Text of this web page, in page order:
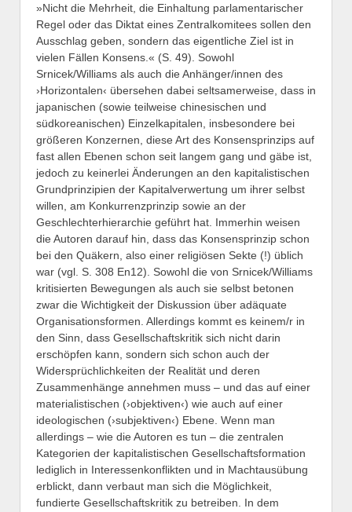
»Nicht die Mehrheit, die Einhaltung parlamentarischer
Regel oder das Diktat eines Zentralkomitees sollen den
Ausschlag geben, sondern das eigentliche Ziel ist in
vielen Fällen Konsens.« (S. 49). Sowohl
Srnicek/Williams als auch die Anhänger/innen des
›Horizontalen‹ übersehen dabei seltsamerweise, dass in
japanischen (sowie teilweise chinesischen und
südkoreanischen) Einzelkapitalen, insbesondere bei
größeren Konzernen, diese Art des Konsensprinzips auf
fast allen Ebenen schon seit langem gang und gäbe ist,
jedoch zu keinerlei Änderungen an den kapitalistischen
Grundprinzipien der Kapitalverwertung um ihrer selbst
willen, am Konkurrenzprinzip sowie an der
Geschlechterhierarchie geführt hat. Immerhin weisen
die Autoren darauf hin, dass das Konsensprinzip schon
bei den Quäkern, also einer religiösen Sekte (!) üblich
war (vgl. S. 308 En12). Sowohl die von Srnicek/Williams
kritisierten Bewegungen als auch sie selbst betonen
zwar die Wichtigkeit der Diskussion über adäquate
Organisationsformen. Allerdings kommt es keinem/r in
den Sinn, dass Gesellschaftskritik sich nicht darin
erschöpfen kann, sondern sich schon auch der
Widersprüchlichkeiten der Realität und deren
Zusammenhänge annehmen muss – und das auf einer
materialistischen (›objektiven‹) wie auch auf einer
ideologischen (›subjektiven‹) Ebene. Wenn man
allerdings – wie die Autoren es tun – die zentralen
Kategorien der kapitalistischen Gesellschaftsformation
lediglich in Interessenkonflikten und in Machtausübung
erblickt, dann verbaut man sich die Möglichkeit,
fundierte Gesellschaftskritik zu betreiben. In dem